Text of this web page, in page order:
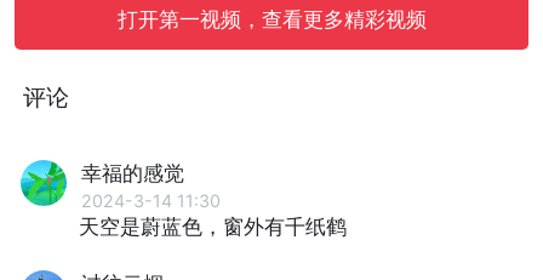
打开第一视频，查看更多精彩视频
评论
幸福的感觉
2024-3-14 11:30
天空是蔚蓝色，窗外有千纸鹤